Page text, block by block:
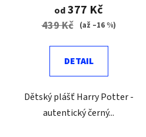
od377 Kč
439 Kč (až –16 %)
DETAIL
Dětský plášť Harry Potter -
autentický černý...